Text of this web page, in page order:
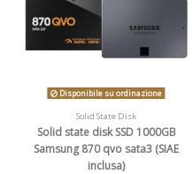
Disponibile su ordinazione
Solid State Disk
Solid state disk SSD 1000GB
Samsung 870 qvo sata3 (SIAE
inclusa)